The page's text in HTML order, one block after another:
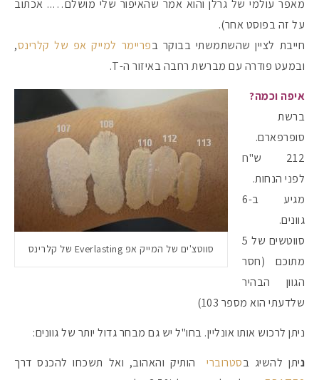
מאפר עולמי של גרלן והוא אמר שהאיפור שלי מושלם….. אכתוב
על זה בפוסט אחר).
חייבת לציין שהשתמשתי בבוקר בפריימר למייק אפ של קלרינס,
ובמעט פודרה עם מברשת רחבה באיזור ה-T.
סווטצ'ים של המייק אפ Everlasting של קלרינס
איפה וכמה?
ברשת
סופרפארם.
212 ש"ח
לפני הנחות.
מגיע ב-6
גוונים.
סווטשים של 5
מתוכם (חסר
הגוון הבהיר
שלדעתי הוא מספר 103)
ניתן לרכוש אותו אונליין. בחו"ל יש גם מבחר גדול יותר של גוונים:
ניתן להשיג בסטרובריהותיק והאהוב, ואל תשכחו להכנס דרך